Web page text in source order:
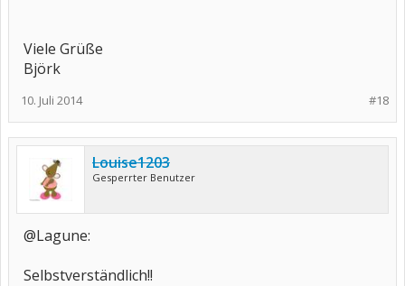
Viele Grüße
Björk
#18
10. Juli 2014
Louise1203
Gesperrter Benutzer
@Lagune:
Selbstverständlich!!